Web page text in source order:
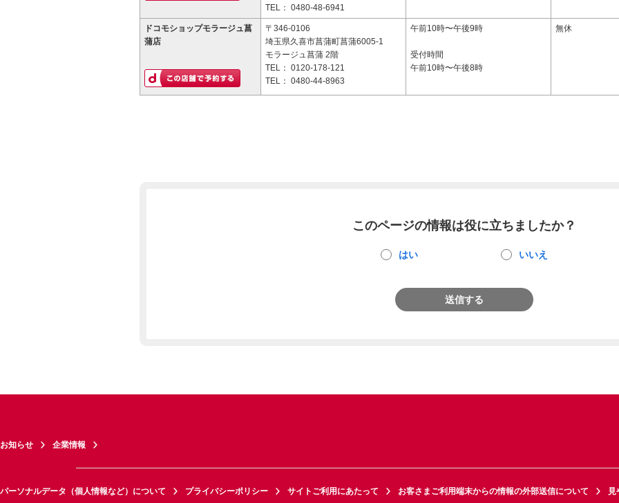
TEL： 0480-48-6941
ドコモショップモラージュ菖
蒲店
〒346-0106
埼玉県久喜市菖蒲町菖蒲6005-1
モラージュ菖蒲 2階
TEL： 0120-178-121
TEL： 0480-44-8963
午前10時〜午後9時
受付時間
午前10時〜午後8時
無休
このページの情報は役に立ちましたか？
はい いいえ
送信する
お知らせ 企業情報
パーソナルデータ（個人情報など）について プライバシーポリシー サイトご利用にあたって お客さまご利用端末からの情報の外部送信について 見